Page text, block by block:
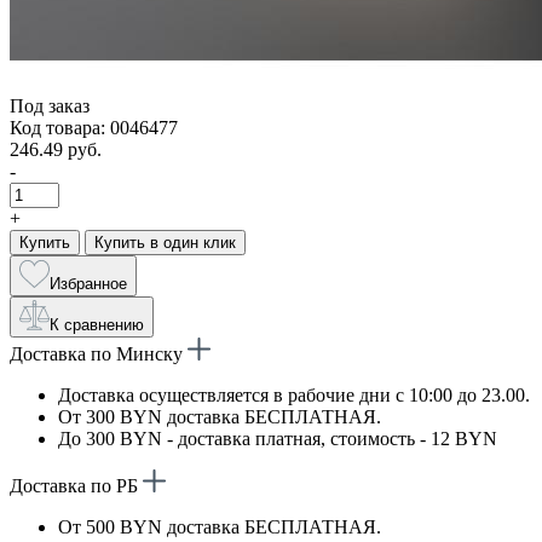
Под заказ
Код товара: 0046477
246.49 руб.
-
+
Купить Купить в один клик
Избранное
К сравнению
Доставка по Минску
Доставка осуществляется в рабочие дни с 10:00 до 23.00.
От 300 BYN доставка БЕСПЛАТНАЯ.
До 300 BYN - доставка платная, стоимость - 12 BYN
Доставка по РБ
От 500 BYN доставка БЕСПЛАТНАЯ.